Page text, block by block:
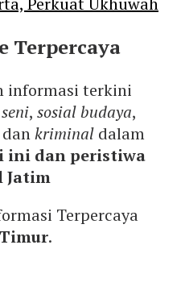
Terpercaya
informasi terkini
seni, sosial budaya,
dankriminal dalam
ini dan peristiwa
Jatim
Terpercaya
.